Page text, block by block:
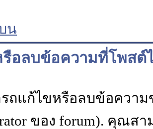
น
อลบข้อความที่โพสต์
ถแก้ไขหรือลบข้อความ
ของ forum). คุณส